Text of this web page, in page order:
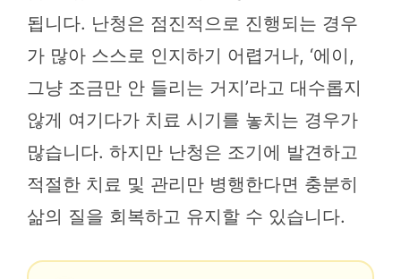
됩니다. 난청은 점진적으로 진행되는 경우
가 많아 스스로 인지하기 어렵거나, ‘에이,
그냥 조금만 안 들리는 거지’라고 대수롭지
않게 여기다가 치료 시기를 놓치는 경우가
많습니다. 하지만 난청은 조기에 발견하고
적절한 치료 및 관리만 병행한다면 충분히
삶의 질을 회복하고 유지할 수 있습니다.